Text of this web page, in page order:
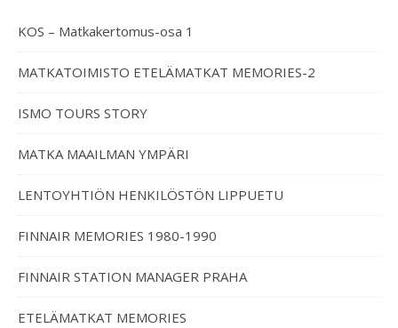
KOS – Matkakertomus-osa 1
MATKATOIMISTO ETELÄMATKAT MEMORIES-2
ISMO TOURS STORY
MATKA MAAILMAN YMPÄRI
LENTOYHTIÖN HENKILÖSTÖN LIPPUETU
FINNAIR MEMORIES 1980-1990
FINNAIR STATION MANAGER PRAHA
ETELÄMATKAT MEMORIES